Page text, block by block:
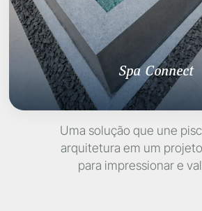
Spa Connect
Uma solução que une
arquitetura em um
para impressionar e